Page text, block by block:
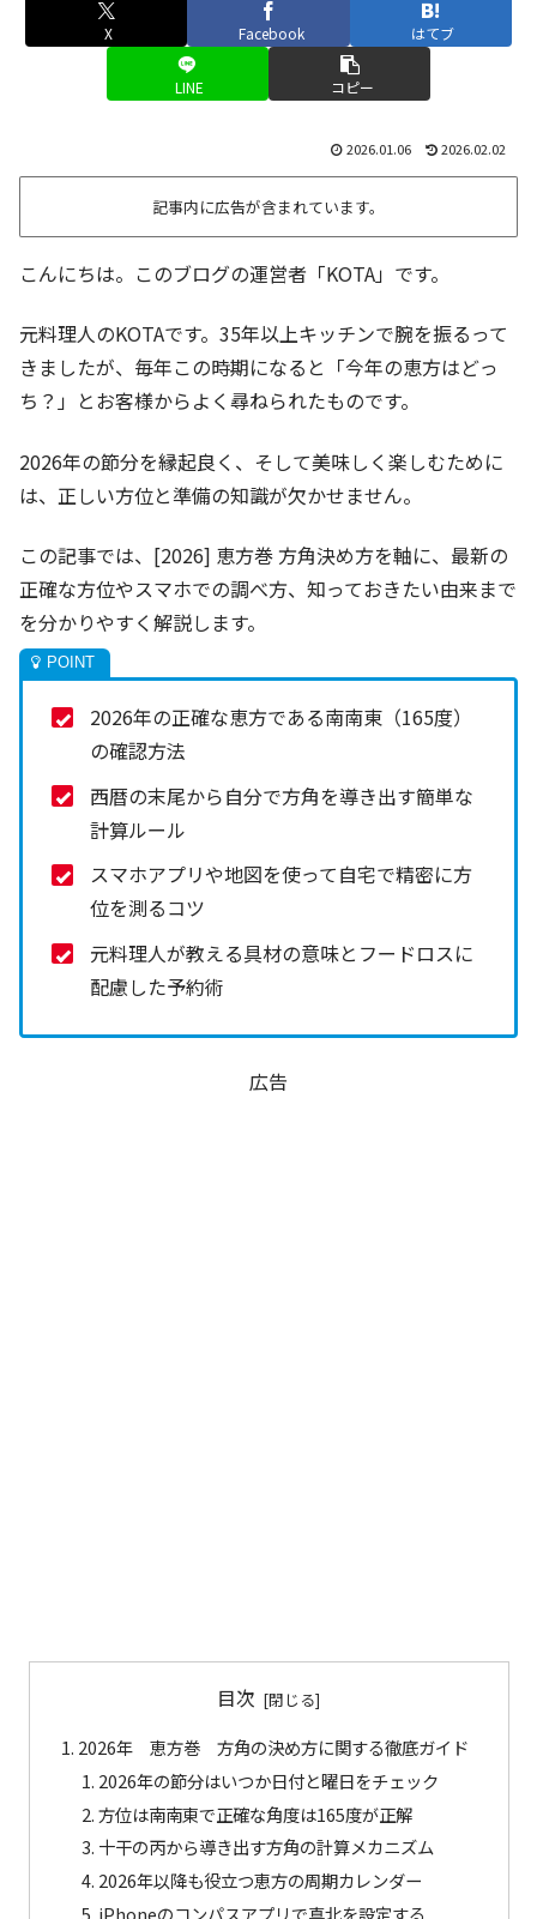
X Facebook はてブ
LINE コピー
2026.01.06 2026.02.02
記事内に広告が含まれています。
こんにちは。このブログの運営者「KOTA」です。
元料理人のKOTAです。35年以上キッチンで腕を振るって
きましたが、毎年この時期になると「今年の恵方はどっ
ち？」とお客様からよく尋ねられたものです。
2026年の節分を縁起良く、そして美味しく楽しむために
は、正しい方位と準備の知識が欠かせません。
この記事では、[2026] 恵方巻 方角決め方を軸に、最新の
正確な方位やスマホでの調べ方、知っておきたい由来まで
を分かりやすく解説します。
2026年の正確な恵方である南南東（165度）
の確認方法
西暦の末尾から自分で方角を導き出す簡単な
計算ルール
スマホアプリや地図を使って自宅で精密に方
位を測るコツ
元料理人が教える具材の意味とフードロスに
配慮した予約術
広告
目次
2026年 恵方巻 方角の決め方に関する徹底ガイド
2026年の節分はいつか日付と曜日をチェック
方位は南南東で正確な角度は165度が正解
十干の丙から導き出す方角の計算メカニズム
2026年以降も役立つ恵方の周期カレンダー
iPhoneのコンパスアプリで真北を設定する